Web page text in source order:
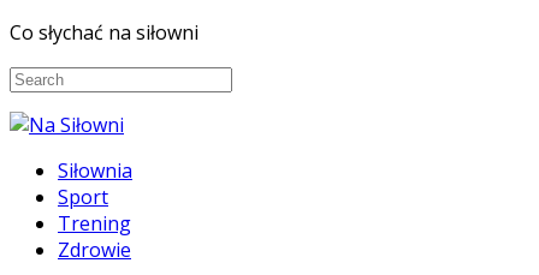
Co słychać na siłowni
Siłownia
Sport
Trening
Zdrowie